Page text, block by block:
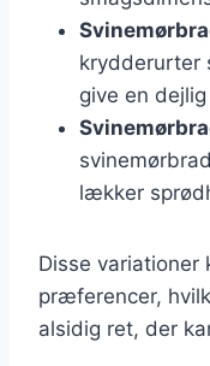
krydderurter
give en
lækker
Disse variationer
præferencer,
alsidig ret, der